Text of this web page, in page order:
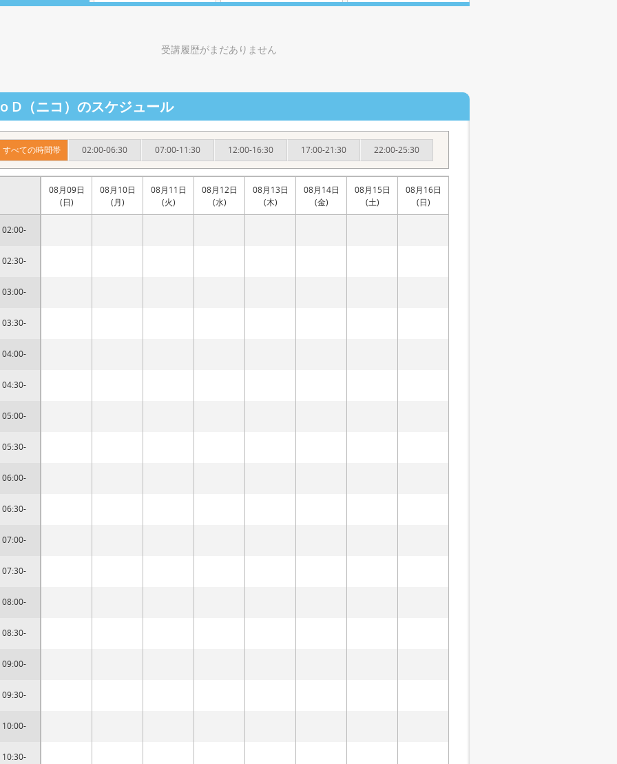
受講履歴がまだありません
D（ニコ）のスケジュール
すべての時間帯 02:00-06:30 07:00-11:30 12:00-16:30 17:00-21:30 22:00-25:30
02:00-
02:30-
03:00-
03:30-
04:00-
04:30-
05:00-
05:30-
06:00-
06:30-
07:00-
07:30-
08:00-
08:30-
09:00-
09:30-
10:00-
10:30-
08月09日
(日)
08月10日
(月)
08月11日
(火)
08月12日
(水)
08月13日
(木)
08月14日
(金)
08月15日
(土)
08月16日
(日)